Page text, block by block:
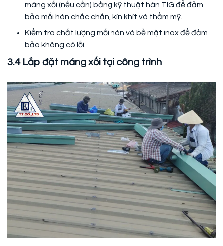
máng xối (nếu cần) bằng kỹ thuật hàn TIG để đảm
bảo mối hàn chắc chắn, kín khít và thẩm mỹ.
Kiểm tra chất lượng mối hàn và bề mặt inox để đảm
bảo không có lỗi.
3.4 Lắp đặt máng xối tại công trình